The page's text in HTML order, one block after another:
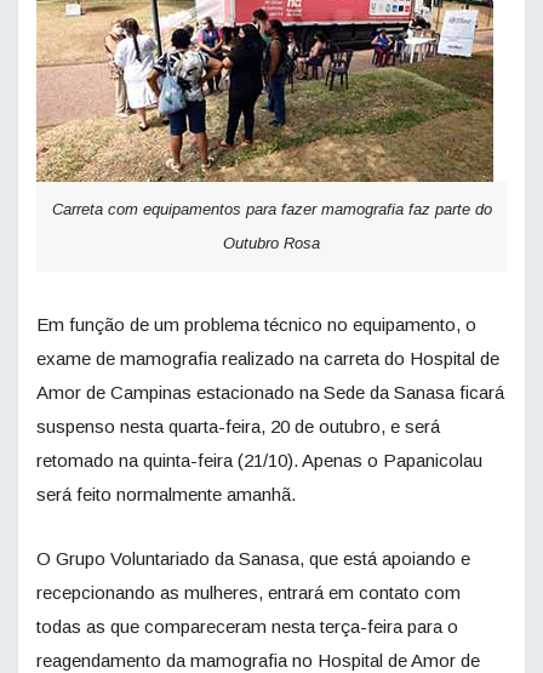
Carreta com equipamentos para fazer mamografia faz parte do
Outubro Rosa
Em função de um problema técnico no equipamento, o
exame de mamografia realizado na carreta do Hospital de
Amor de Campinas estacionado na Sede da Sanasa ficará
suspenso nesta quarta-feira, 20 de outubro, e será
retomado na quinta-feira (21/10). Apenas o Papanicolau
será feito normalmente amanhã.
O Grupo Voluntariado da Sanasa, que está apoiando e
recepcionando as mulheres, entrará em contato com
todas as que compareceram nesta terça-feira para o
reagendamento da mamografia no Hospital de Amor de